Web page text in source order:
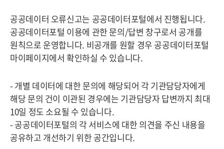
공공데이터 오류신고는 공공데이터포털에서 진행됩니다.
공공데이터포털 이용에 관한 문의/답변 창구로서 공개를
원칙으로 운영합니다. 비공개를 원할 경우 공공데이터포털
마이페이지에서 확인하실 수 있습니다.
- 개별 데이터에 대한 문의에 해당되어 각 기관담당자에게
해당 문의 건이 이관된 경우에는 기관담당자 답변까지 최대
10일 정도 소요될 수 있습니다.
- 공공데이터포털의 각 서비스에 대한 의견을 주신 내용을
공유하고 개선하기 위한 공간입니다.